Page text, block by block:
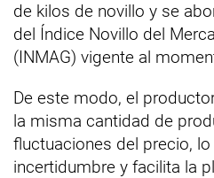
de kilos de novillo y se
del Índice Novillo del
(INMAG) vigente al
De este modo, el
la misma cantidad de
fluctuaciones del precio,
incertidumbre y facilita la